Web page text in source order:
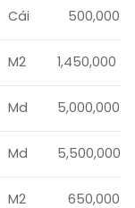
Cái 500,000
M2 1,450,000
Md 5,000,000
Md 5,500,000
M2 650,000